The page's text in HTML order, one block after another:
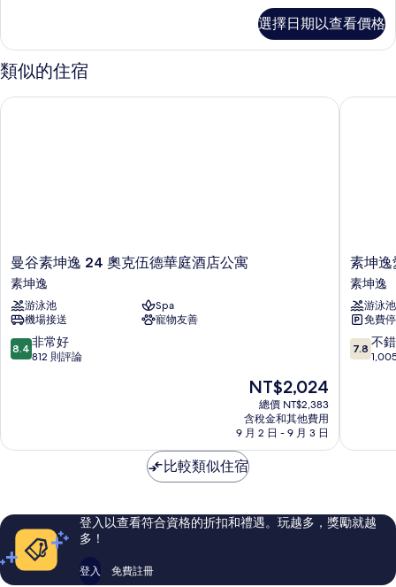
人
床
的
所
客
房,
2
單
選擇日期以查看價格
類似的住宿
曼
谷
素
坤
逸
24
奧
酒
素
坤
曼谷素坤逸 24 奧克伍德華庭酒店公寓
素坤逸
游泳池
Spa
機場接送
寵物友善
8.4
分，
常
評
論
8.4 非常好
812 則評論
現
在
價
格
為
NT$2,024
NT$2,024
總價 NT$2,383
含稅金和其他費用
9 月 2 日 - 9 月 3 日
曼谷素坤逸 24 奧克伍德華庭酒店公寓
素
坤
逸
愛
瑞
飯
店
素坤逸
素坤逸
游泳池
免費
7.8
分，
錯
評
論
7.8 不
素坤逸
比較類似住宿
登入以查看符合資格的折扣和禮遇。玩越多，獎勵就越
多！
登入 免費註冊